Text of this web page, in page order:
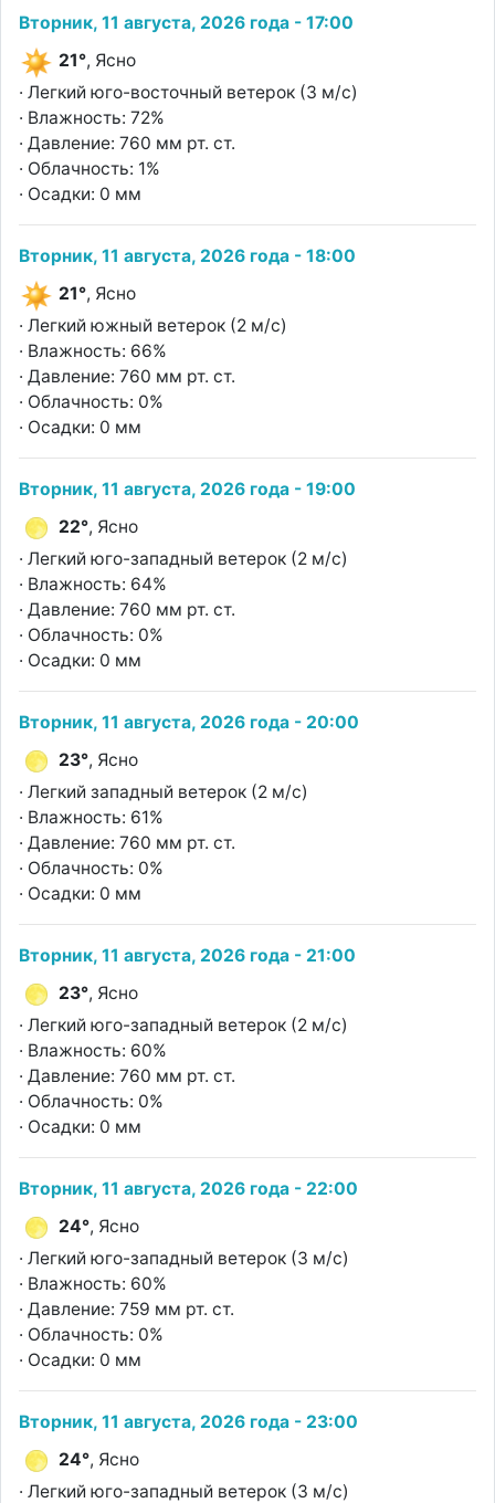
Вторник, 11 августа, 2026 года - 17:00
21°, Ясно
· Легкий юго-восточный ветерок (3 м/с)
· Влажность: 72%
· Давление: 760 мм рт. ст.
· Облачность: 1%
· Осадки: 0 мм
Вторник, 11 августа, 2026 года - 18:00
21°, Ясно
· Легкий южный ветерок (2 м/с)
· Влажность: 66%
· Давление: 760 мм рт. ст.
· Облачность: 0%
· Осадки: 0 мм
Вторник, 11 августа, 2026 года - 19:00
22°, Ясно
· Легкий юго-западный ветерок (2 м/с)
· Влажность: 64%
· Давление: 760 мм рт. ст.
· Облачность: 0%
· Осадки: 0 мм
Вторник, 11 августа, 2026 года - 20:00
23°, Ясно
· Легкий западный ветерок (2 м/с)
· Влажность: 61%
· Давление: 760 мм рт. ст.
· Облачность: 0%
· Осадки: 0 мм
Вторник, 11 августа, 2026 года - 21:00
23°, Ясно
· Легкий юго-западный ветерок (2 м/с)
· Влажность: 60%
· Давление: 760 мм рт. ст.
· Облачность: 0%
· Осадки: 0 мм
Вторник, 11 августа, 2026 года - 22:00
24°, Ясно
· Легкий юго-западный ветерок (3 м/с)
· Влажность: 60%
· Давление: 759 мм рт. ст.
· Облачность: 0%
· Осадки: 0 мм
Вторник, 11 августа, 2026 года - 23:00
24°, Ясно
· Легкий юго-западный ветерок (3 м/с)